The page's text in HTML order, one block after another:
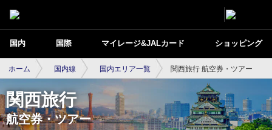
国内 国際 マイレージ&JALカード ショッピング
ホーム 国内線 国内エリア一覧 関西旅行 航空券・ツアー
関西旅行
航空券・ツアー